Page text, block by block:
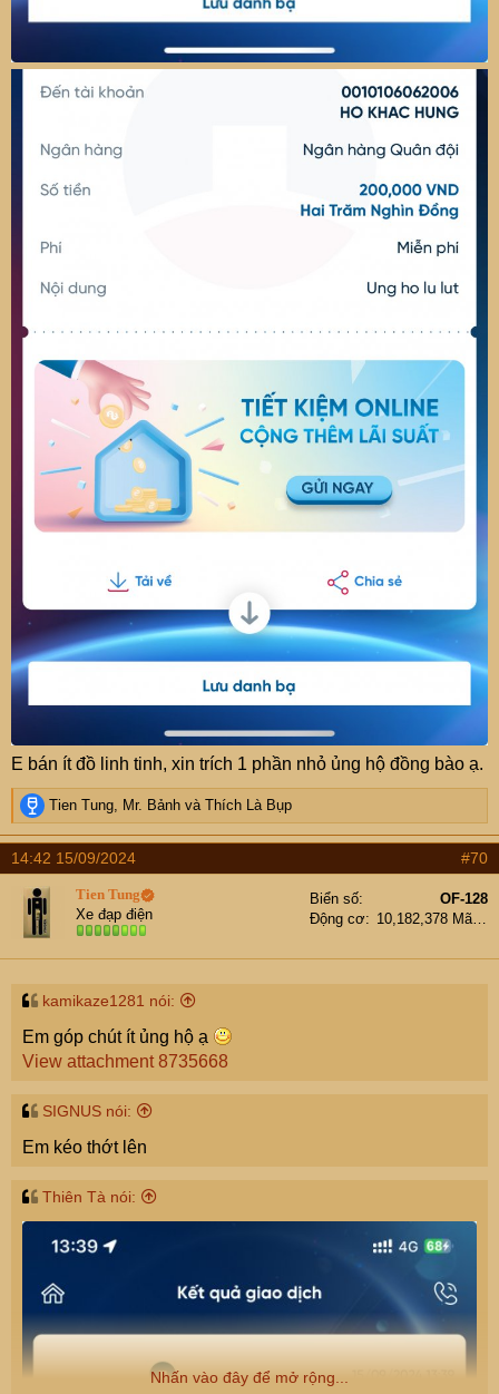
E bán ít đồ linh tinh, xin trích 1 phần nhỏ ủng hộ đồng bào ạ.
R
e
a
c
t
s
Tien Tung, Mr. Bảnh và Thích Là Bụp
14:42 15/09/2024 #70
Tien Tung
Xe đạp điện
Biển số
OF-128
Động cơ
10,182,378 Mã lực
kamikaze1281 nói:
Em góp chút ít ủng hộ ạ
View attachment 8735668
SIGNUS nói:
Em kéo thớt lên
Thiên Tà nói:
Nhấn vào đây để mở rộng...